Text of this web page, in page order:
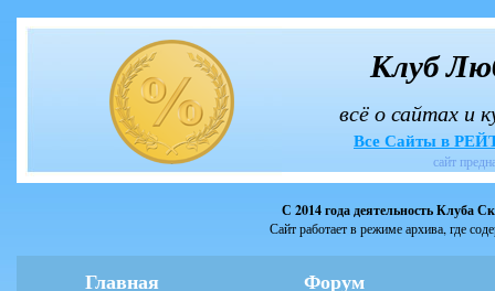
Клуб
всё о сайтах и
Все Сайты в
сайт
С 2014 года деятельность Клуба
Сайт работает в режиме архива, где
Главная Форум